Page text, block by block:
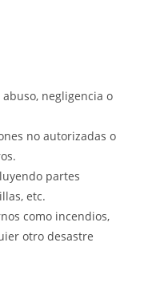
negligencia o
no autorizadas o
partes
etc.
como incendios,
otro desastre